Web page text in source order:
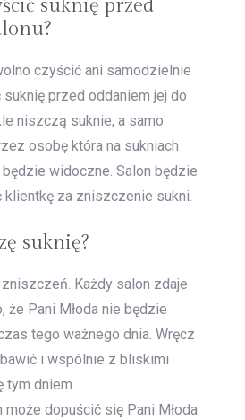
suknię przed
czyścić ani samodzielnie
przed oddaniem jej do
niszczą suknie, a samo
osobę która na sukniach
widoczne. Salon będzie
klientkę za zniszczenie sukni.
suknię?
Każdy salon zdaje
że Pani Młoda nie będzie
tego ważnego dnia. Wręcz
i wspólnie z bliskimi
dniem.
dopuścić się Pani Młoda